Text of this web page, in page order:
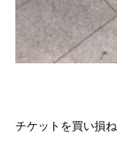
チケットを買い損